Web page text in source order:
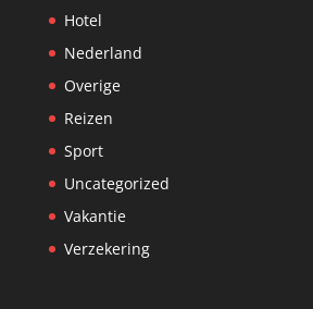
Hotel
Nederland
Overige
Reizen
Sport
Uncategorized
Vakantie
Verzekering